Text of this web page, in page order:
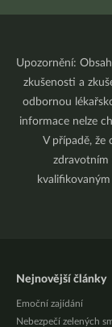
Upozornění:
zkušenosti a
odbornou
informace nelze
V případě, že
zdravotním
Nejnovější články
Emoční zajídání
Nebezpečí zelených